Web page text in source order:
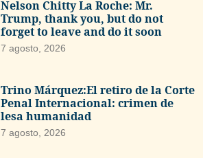
Nelson Chitty La Roche: Mr.
Trump, thank you, but do not
forget to leave and do it soon
7 agosto, 2026
Trino Márquez:El retiro de la Corte
Penal Internacional: crimen de
lesa humanidad
7 agosto, 2026